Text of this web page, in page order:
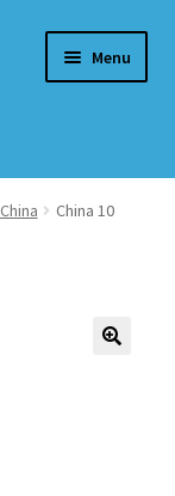
Menu
China
China 10